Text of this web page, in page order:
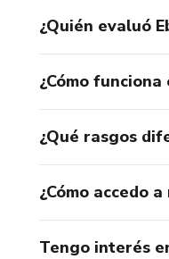
¿Quién evaluó
¿Cómo
¿Qué rasgos
¿Cómo accedo
Tengo interés